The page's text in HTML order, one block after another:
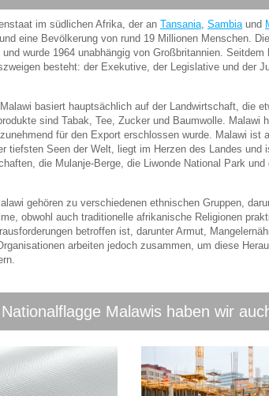
im südlichen Afrika, der an Tansania, Sambiaund
eine Bevölkerung von rund 19 Millionen Menschen.
und wurde 1964 unabhängig von Großbritannien.
besteht: der Exekutive, der Legislative und der
basiert hauptsächlich auf der Landwirtschaft, die
sind Tabak, Tee, Zucker und Baumwolle.
für den Export erschlossen wurde. Malawi
tiefsten Seen der Welt, liegt im Herzen des Landes
die Mulanje-Berge, die Liwonde National Park
gehören zu verschiedenen ethnischen Gruppen,
obwohl auch traditionelle afrikanische Religionen
betroffen ist, darunter Armut,
arbeiten jedoch zusammen, um diese
Malawis haben wir